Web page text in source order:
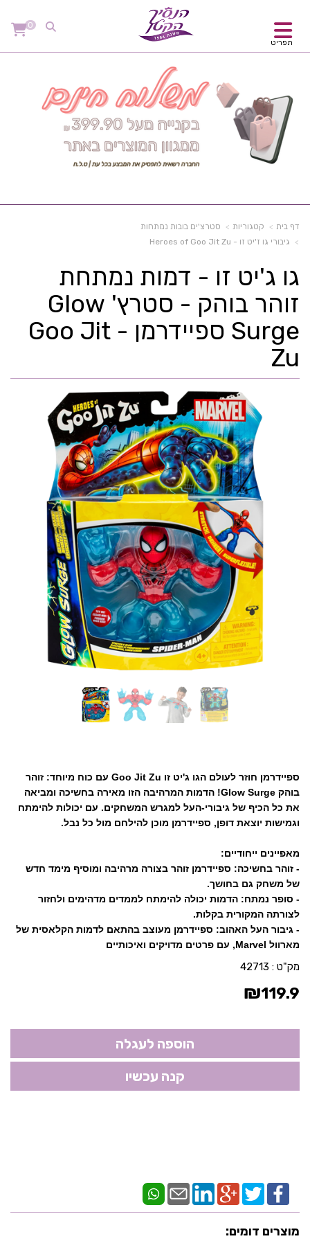
תפריט
0
דף בית קטגוריות
סטרצ'ים בובות נמתחות
גיבורי גו ז'יט זו - Heroes of Goo Jit Zu
גו ג'יט זו - דמות נמתחת
זוהר בוהק - סטרץ' Glow
Surge ספיידרמן - Goo Jit
Zu
ספיידרמן חוזר לעולם הגו ג'יט זו Goo Jit Zu עם כוח מיוחד: זוהר
בוהק Glow Surge! הדמות המרהיבה הזו מאירה בחשיכה ומביאה
את כל הכיף של גיבורי-העל למגרש המשחקים. עם יכולות להימתח
וגמישות יוצאת דופן, ספיידרמן מוכן להילחם מול כל נבל.
מאפיינים ייחודיים:
- זוהר בחשיכה: ספיידרמן זוהר בצורה מרהיבה ומוסיף מימד חדש
של משחק גם בחושך.
- סופר נמתח: הדמות יכולה להימתח לממדים מדהימים ולחזור
לצורתה המקורית בקלות.
- גיבור העל האהוב: ספיידרמן מעוצב בהתאם לדמות הקלאסית של
מארוול Marvel, עם פרטים מדויקים ואיכותיים
מק"ט : 42713
₪119.9
מוצרים דומים: